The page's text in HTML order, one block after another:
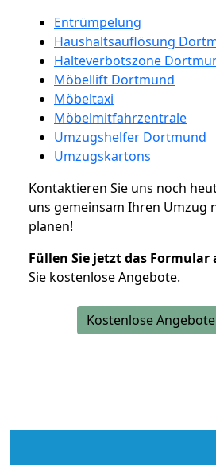
Entrümpelung
Haushaltsauflösung
Halteverbotszone
Möbellift Dortmund
Möbeltaxi
Möbelmitfahrzentrale
Umzugshelfer Dortmund
Umzugskartons
Kontaktieren Sie uns noch
uns gemeinsam Ihren Umzug
planen!
Füllen Sie jetzt das Formular
Sie kostenlose Angebote.
Kostenlose